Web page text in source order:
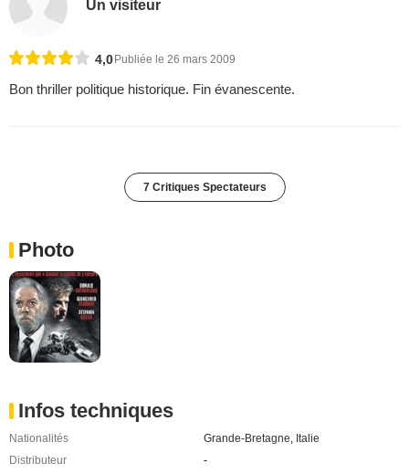
Un visiteur
4,0 Publiée le 26 mars 2009
Bon thriller politique historique. Fin évanescente.
7 Critiques Spectateurs
Photo
Infos techniques
Nationalités Grande-Bretagne Italie
Distributeur
-